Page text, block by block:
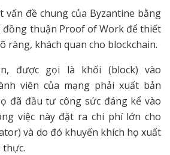
vấn đề chung của Byzantine bằng
đồng thuận Proof of Work để thiết
ràng, khách quan cho blockchain.
được gọi là khối (block) vào
viên của mạng phải xuất bản
đã đầu tư công sức đáng kể vào
việc này đặt ra chi phí lớn cho
và do đó khuyến khích họ xuất